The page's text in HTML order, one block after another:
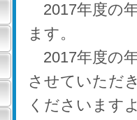
2017年度の
ます。
2017年度の
させていただ
くださいます